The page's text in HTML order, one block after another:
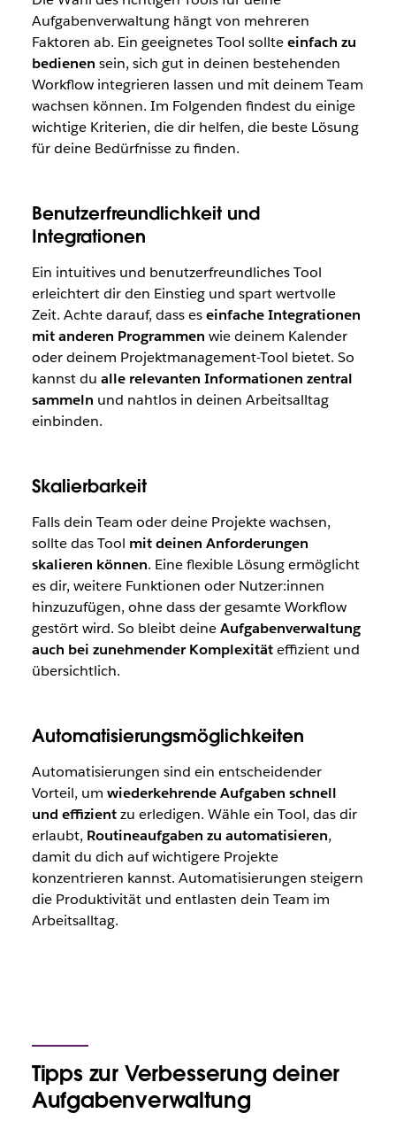
Aufgabenverwaltung hängt von mehreren
Faktoren ab. Ein geeignetes Tool sollteeinfach zu
bedienen sein, sich gut in deinen bestehenden
Workflow integrieren lassen und mit deinem Team
wachsen können. Im Folgenden findest du einige
wichtige Kriterien, die dir helfen, die beste Lösung
für deine Bedürfnisse zu finden.
Benutzerfreundlichkeit und
Integrationen
Ein intuitives und benutzerfreundliches Tool
erleichtert dir den Einstieg und spart wertvolle
Zeit. Achte darauf, dass eseinfache Integrationen
mit anderen Programmen wie deinem Kalender
oder deinem Projektmanagement-Tool bietet. So
kannst du alle relevanten Informationen zentral
sammeln und nahtlos in deinen Arbeitsalltag
einbinden.
Skalierbarkeit
Falls dein Team oder deine Projekte wachsen,
sollte das Tool mit deinen Anforderungen
skalieren können. Eine flexible Lösung ermöglicht
es dir, weitere Funktionen oder Nutzer:innen
hinzuzufügen, ohne dass der gesamte Workflow
gestört wird. So bleibt deineAufgabenverwaltung
auch bei zunehmender Komplexitäteffizient und
übersichtlich.
Automatisierungsmöglichkeiten
Automatisierungen sind ein entscheidender
Vorteil, um wiederkehrende Aufgaben schnell
und effizientzu erledigen. Wähle ein Tool, das dir
erlaubt, Routineaufgaben zu automatisieren,
damit du dich auf wichtigere Projekte
konzentrieren kannst. Automatisierungen steigern
die Produktivität und entlasten dein Team im
Arbeitsalltag.
Tipps zur Verbesserung deiner
Aufgabenverwaltung